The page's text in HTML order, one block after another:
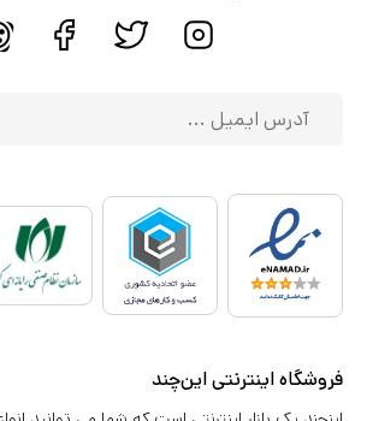
فروشگاه اینترنتی این‌چند